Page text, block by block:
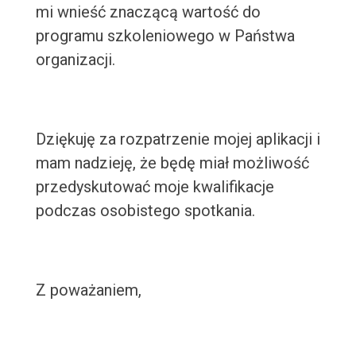
mi wnieść znaczącą wartość do
programu szkoleniowego w Państwa
organizacji.
Dziękuję za rozpatrzenie mojej aplikacji i
mam nadzieję, że będę miał możliwość
przedyskutować moje kwalifikacje
podczas osobistego spotkania.
Z poważaniem,